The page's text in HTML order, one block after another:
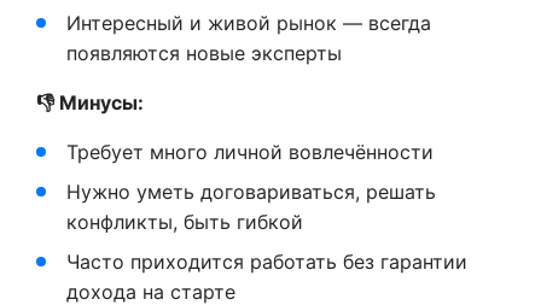
Интересный и живой рынок — всегда
появляются новые эксперты
👎 Минусы:
Требует много личной вовлечённости
Нужно уметь договариваться, решать
конфликты, быть гибкой
Часто приходится работать без гарантии
дохода на старте